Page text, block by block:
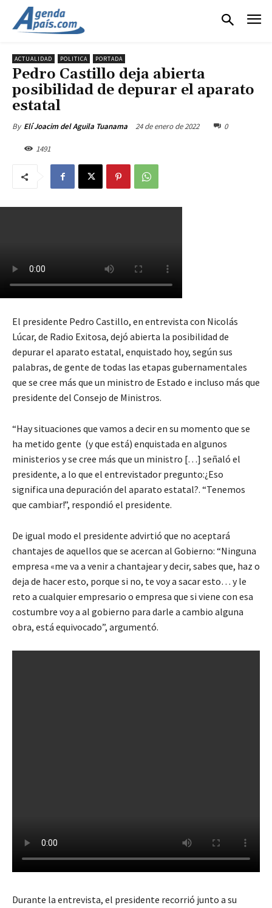
ACTUALIDAD POLITICA PORTADA
Pedro Castillo deja abierta
posibilidad de depurar el aparato
estatal
By Elí Joacim del Aguila Tuanama 24 de enero de 2022 0
1491
El presidente Pedro Castillo, en entrevista con Nicolás
Lúcar, de Radio Exitosa, dejó abierta la posibilidad de
depurar el aparato estatal, enquistado hoy, según sus
palabras, de gente de todas las etapas gubernamentales
que se cree más que un ministro de Estado e incluso más que
presidente del Consejo de Ministros.
“Hay situaciones que vamos a decir en su momento que se
ha metido gente (y que está) enquistada en algunos
ministerios y se cree más que un ministro […] señaló el
presidente, a lo que el entrevistador pregunto:¿Eso
significa una depuración del aparato estatal?. “Tenemos
que cambiar!”, respondió el presidente.
De igual modo el presidente advirtió que no aceptará
chantajes de aquellos que se acercan al Gobierno: “Ninguna
empresa «me va a venir a chantajear y decir, sabes que, haz o
deja de hacer esto, porque si no, te voy a sacar esto… y le
reto a cualquier empresario o empresa que si viene con esa
costumbre voy a al gobierno para darle a cambio alguna
obra, está equivocado”, argumentó.
Durante la entrevista, el presidente recorrió junto a su